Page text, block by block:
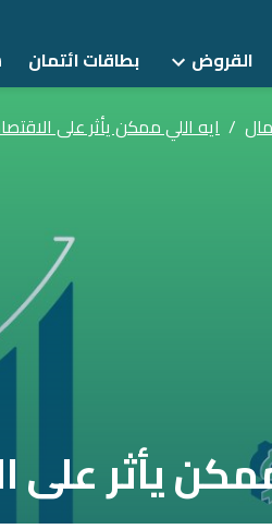
القروض
بطاقات ائتمان
/ ايه اللي ممكن يأثر على
يأثر